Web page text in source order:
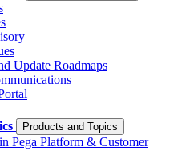
Update Roadmaps
Products and Topics
Pega Platform & Customer